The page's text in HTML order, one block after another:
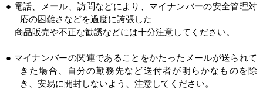
● 電話、メール、訪問などにより、マイナンバーの安全管理対
応の困難さなどを過度に誇張した
商品販売や不正な勧誘などには十分注意してください。
● マイナンバーの関連であることをかたったメールが送られて
きた場合、自分の勤務先など送付者が明らかなものを除
き、 安易に開封しないよう、注意してください。